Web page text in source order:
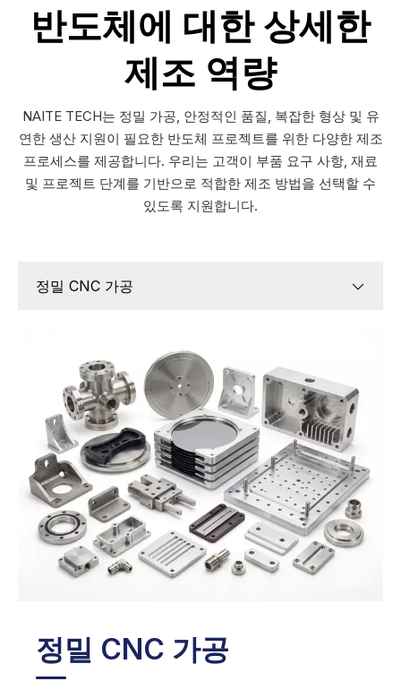
반도체에 대한 상세한
제조 역량
NAITE TECH는 정밀 가공, 안정적인 품질, 복잡한 형상 및 유
연한 생산 지원이 필요한 반도체 프로젝트를 위한 다양한 제조
프로세스를 제공합니다. 우리는 고객이 부품 요구 사항, 재료
및 프로젝트 단계를 기반으로 적합한 제조 방법을 선택할 수
있도록 지원합니다.
정밀 CNC 가공
판금 제조
3D 프린팅 및 신속한 프로토타이핑
캐스팅 서비스
표면 마무리
조립 준비가 완료된 구성요소
정밀 CNC 가공